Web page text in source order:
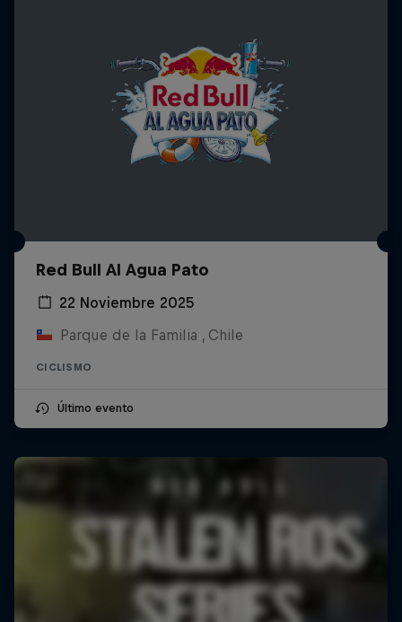
Red Bull Al Agua Pato
22 Noviembre 2025
Parque de la Familia , Chile
CICLISMO
Último evento